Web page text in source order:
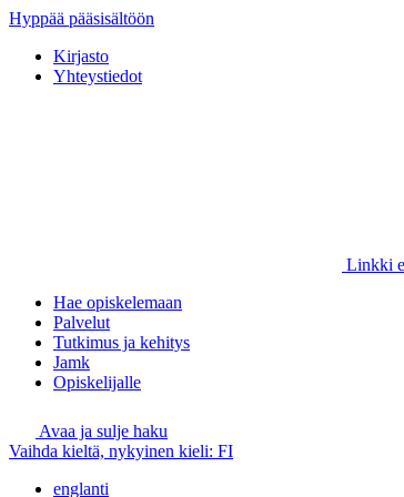
Hyppää pääsisältöön
Kirjasto
Yhteystiedot
Linkki
Hae opiskelemaan
Palvelut
Tutkimus ja kehitys
Jamk
Opiskelijalle
Avaa ja sulje haku
Vaihda kieltä, nykyinen kieli: FI
englanti